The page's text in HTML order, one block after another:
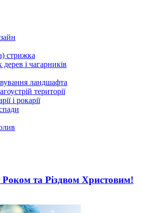
стрижка
і чагарників
ландшафта
території
і рокарії
та Різдвом Христовим!